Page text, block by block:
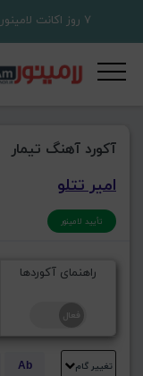
7 روز اکانت لامینور رایگان فقط با ثبت نام در سایت
آکورد آهنگ تیمار
امیر تتلو
تأیید لامینور
راهنمای آکوردها
تغییر گام Ab